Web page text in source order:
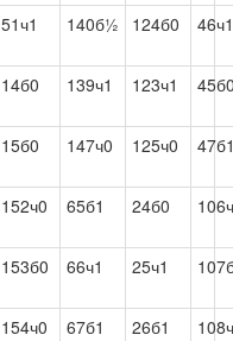
51ч1 140б½ 124б0 46ч1
14б0 139ч1 123ч1
15б0 147ч0 125ч0
152ч0 65б1 24б0
153б0 66ч1 25ч1
154ч0 67б1 26б1